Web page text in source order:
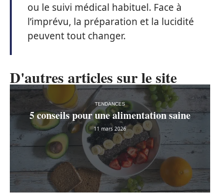
ou le suivi médical habituel. Face à
l’imprévu, la préparation et la lucidité
peuvent tout changer.
D'autres articles sur le site
TENDANCES
5 conseils pour une alimentation saine
11 mars 2026